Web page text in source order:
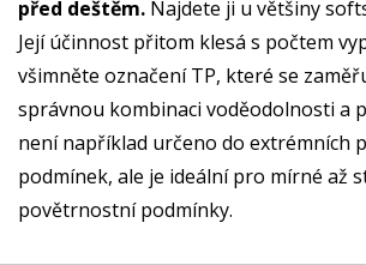
před deštěm. Najdete ji u většiny
Její účinnost přitom klesá s počtem
všimněte označení TP, které se
správnou kombinaci voděodolnosti a
není například určeno do extrémních
podmínek, ale je ideální pro mírné až
povětrnostní podmínky.